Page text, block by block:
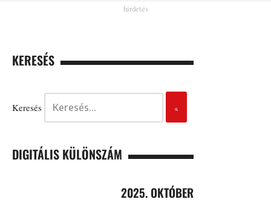
KERESÉS
Keresés
DIGITÁLIS KÜLÖNSZÁM
2025. OKTÓBER